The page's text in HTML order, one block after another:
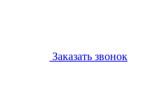
Заказать звонок